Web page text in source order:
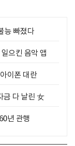
능 빠졌다
으킨 음악 앱
이폰 대란
다 날린 女
년 관행